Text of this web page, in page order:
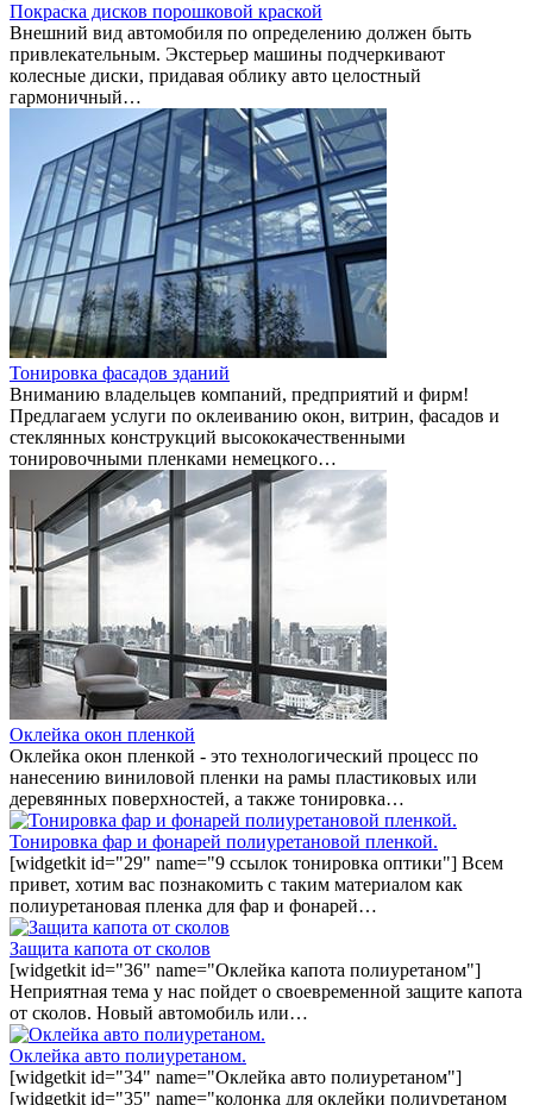
Покраска дисков порошковой краской
Внешний вид автомобиля по определению должен быть
привлекательным. Экстерьер машины подчеркивают
колесные диски, придавая облику авто целостный
гармоничный…
Тонировка фасадов зданий
Вниманию владельцев компаний, предприятий и фирм!
Предлагаем услуги по оклеиванию окон, витрин, фасадов и
стеклянных конструкций высококачественными
тонировочными пленками немецкого…
Оклейка окон пленкой
Оклейка окон пленкой - это технологический процесс по
нанесению виниловой пленки на рамы пластиковых или
деревянных поверхностей, а также тонировка…
Тонировка фар и фонарей полиуретановой пленкой.
[widgetkit id="29" name="9 ссылок тонировка оптики"] Всем
привет, хотим вас познакомить с таким материалом как
полиуретановая пленка для фар и фонарей…
Защита капота от сколов
[widgetkit id="36" name="Оклейка капота полиуретаном"]
Неприятная тема у нас пойдет о своевременной защите капота
от сколов. Новый автомобиль или…
Оклейка авто полиуретаном.
[widgetkit id="34" name="Оклейка авто полиуретаном"]
[widgetkit id="35" name="колонка для оклейки полиуретаном